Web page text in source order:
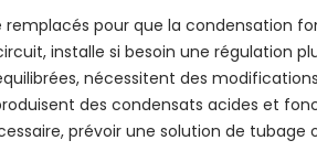
pour que la condensation
installe si besoin une régulation
nécessitent des
des condensats acides et
prévoir une solution de tubage